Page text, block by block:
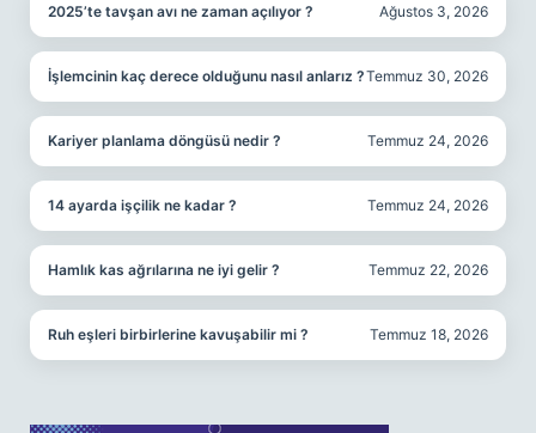
2025’te tavşan avı ne zaman açılıyor ? Ağustos 3, 2026
İşlemcinin kaç derece olduğunu nasıl anlarız ?Temmuz 30, 2026
Kariyer planlama döngüsü nedir ? Temmuz 24, 2026
14 ayarda işçilik ne kadar ? Temmuz 24, 2026
Hamlık kas ağrılarına ne iyi gelir ? Temmuz 22, 2026
Ruh eşleri birbirlerine kavuşabilir mi ? Temmuz 18, 2026